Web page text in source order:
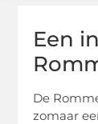
Een
De
zomaar